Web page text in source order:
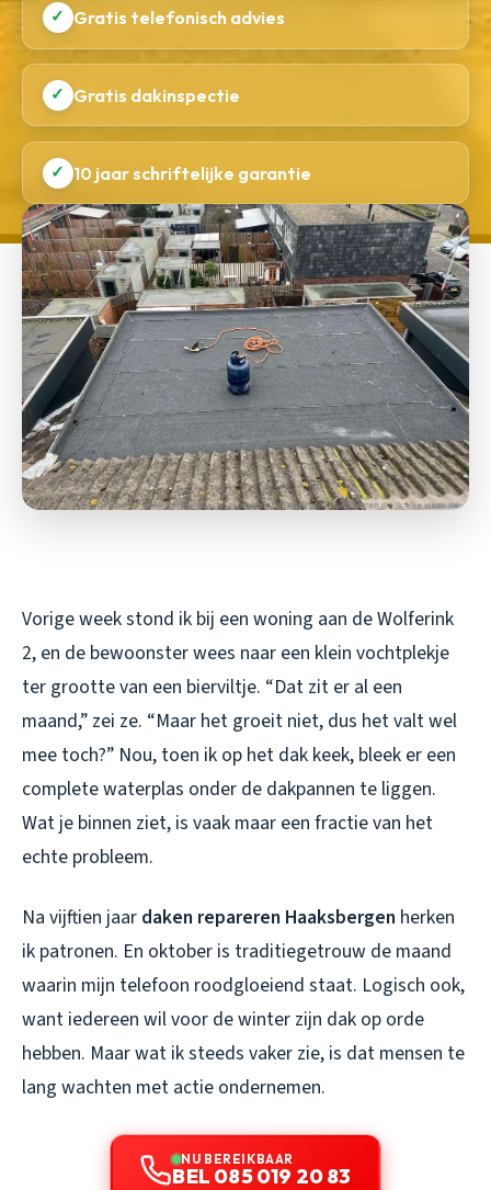
✓ Gratis telefonisch advies
✓ Gratis dakinspectie
✓ 10 jaar schriftelijke garantie
Vorige week stond ik bij een woning aan de Wolferink
2, en de bewoonster wees naar een klein vochtplekje
ter grootte van een bierviltje. “Dat zit er al een
maand,” zei ze. “Maar het groeit niet, dus het valt wel
mee toch?” Nou, toen ik op het dak keek, bleek er een
complete waterplas onder de dakpannen te liggen.
Wat je binnen ziet, is vaak maar een fractie van het
echte probleem.
Na vijftien jaar daken repareren Haaksbergen herken
ik patronen. En oktober is traditiegetrouw de maand
waarin mijn telefoon roodgloeiend staat. Logisch ook,
want iedereen wil voor de winter zijn dak op orde
hebben. Maar wat ik steeds vaker zie, is dat mensen te
lang wachten met actie ondernemen.
NU BEREIKBAAR
BEL 085 019 20 83